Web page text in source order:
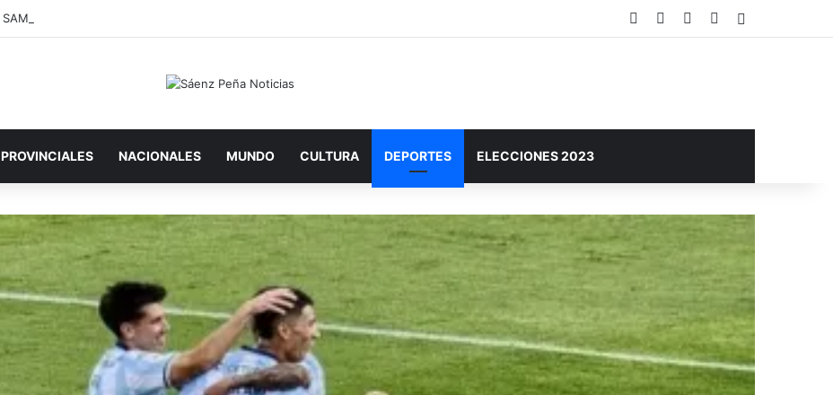
SAMEEP COMPLETA LAS ÚLTIMAS ETAPAS PARA RECUPERAR EL SUMINISTRO DE AGUA EN SÁENZ PEÑA Facebook YouTubeInstagram
PROVINCIALES NACIONALES MUNDO CULTURA DEPORTES ELECCIONES 2023